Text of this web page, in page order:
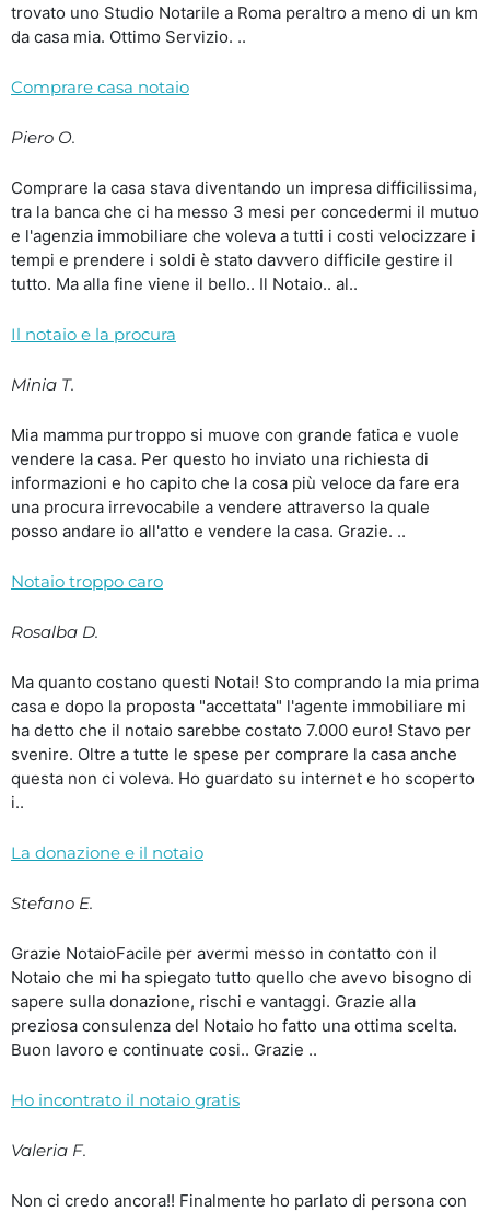
trovato uno Studio Notarile a Roma peraltro a meno di un km
da casa mia. Ottimo Servizio. ..
Comprare casa notaio
Piero O.
Comprare la casa stava diventando un impresa difficilissima,
tra la banca che ci ha messo 3 mesi per concedermi il mutuo
e l'agenzia immobiliare che voleva a tutti i costi velocizzare i
tempi e prendere i soldi è stato davvero difficile gestire il
tutto. Ma alla fine viene il bello.. Il Notaio.. al..
Il notaio e la procura
Minia T.
Mia mamma purtroppo si muove con grande fatica e vuole
vendere la casa. Per questo ho inviato una richiesta di
informazioni e ho capito che la cosa più veloce da fare era
una procura irrevocabile a vendere attraverso la quale
posso andare io all'atto e vendere la casa. Grazie. ..
Notaio troppo caro
Rosalba D.
Ma quanto costano questi Notai! Sto comprando la mia prima
casa e dopo la proposta "accettata" l'agente immobiliare mi
ha detto che il notaio sarebbe costato 7.000 euro! Stavo per
svenire. Oltre a tutte le spese per comprare la casa anche
questa non ci voleva. Ho guardato su internet e ho scoperto
i..
La donazione e il notaio
Stefano E.
Grazie NotaioFacile per avermi messo in contatto con il
Notaio che mi ha spiegato tutto quello che avevo bisogno di
sapere sulla donazione, rischi e vantaggi. Grazie alla
preziosa consulenza del Notaio ho fatto una ottima scelta.
Buon lavoro e continuate cosi.. Grazie ..
Ho incontrato il notaio gratis
Valeria F.
Non ci credo ancora!! Finalmente ho parlato di persona con